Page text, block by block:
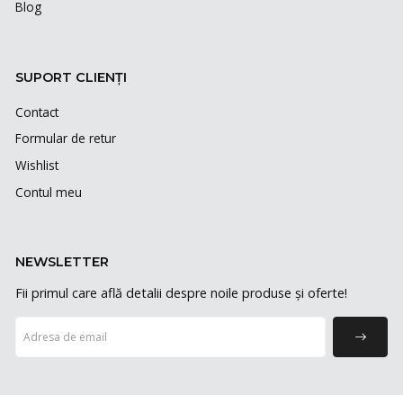
Blog
SUPORT CLIENȚI
Contact
Formular de retur
Wishlist
Contul meu
NEWSLETTER
Fii primul care află detalii despre noile produse și oferte!